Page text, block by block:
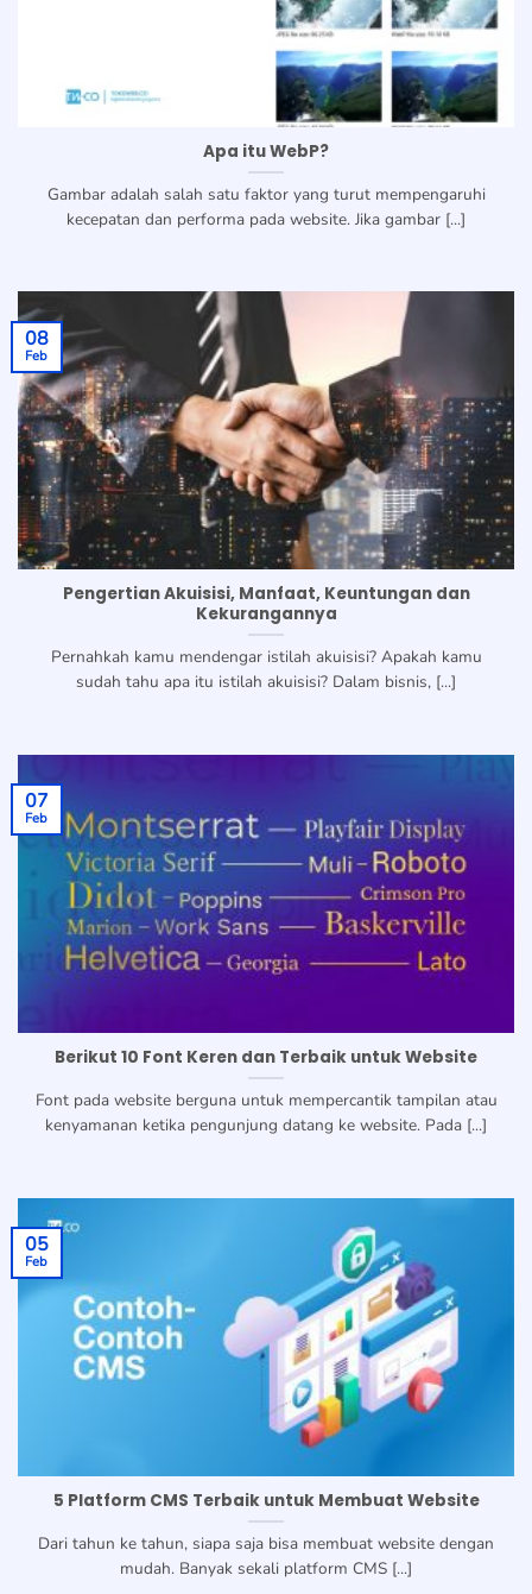
Apa itu WebP?
Gambar adalah salah satu faktor yang turut mempengaruhi
kecepatan dan performa pada website. Jika gambar [...]
Pengertian Akuisisi, Manfaat, Keuntungan dan
Kekurangannya
Pernahkah kamu mendengar istilah akuisisi? Apakah kamu
sudah tahu apa itu istilah akuisisi? Dalam bisnis, [...]
08
Feb
Berikut 10 Font Keren dan Terbaik untuk Website
Font pada website berguna untuk mempercantik tampilan atau
kenyamanan ketika pengunjung datang ke website. Pada [...]
07
Feb
5 Platform CMS Terbaik untuk Membuat Website
Dari tahun ke tahun, siapa saja bisa membuat website dengan
mudah. Banyak sekali platform CMS [...]
05
Feb